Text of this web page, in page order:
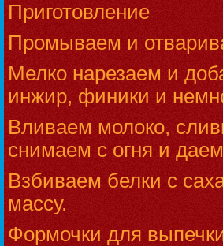
Приготовление
Промываем и
Мелко нарезаем и
инжир, финики и
Вливаем молоко,
снимаем с огня и
Взбиваем белки с
массу.
Формочки для